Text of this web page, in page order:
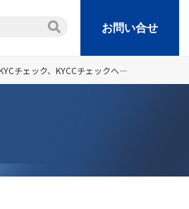
お問い合せ
チェック、KYCCチェックへ―